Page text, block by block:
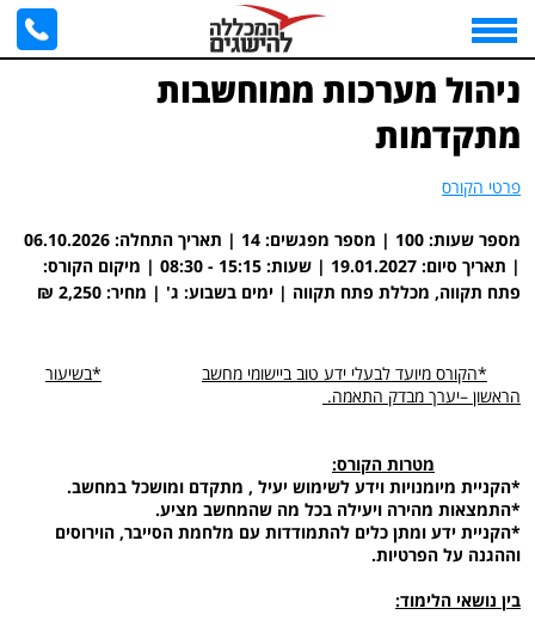
דף הבית ניהול מערכות ממוחשבות מתקדמות >
פתח תקווה, מכללת פתח תקווה | 06/10/2026 - 19/01/2027
ניהול מערכות ממוחשבות
מתקדמות
פרטי הקורס
מספר שעות: 100 | מספר מפגשים: 14 | תאריך התחלה: 06.10.2026
| תאריך סיום: 19.01.2027 | שעות: ‎08:30 - 15:15 | מיקום הקורס:
פתח תקווה, מכללת פתח תקווה | ימים בשבוע: ג' | מחיר: 2,250 ₪
*הקורס מיועד לבעלי ידע טוב ביישומי מחשב
*בשיעור
הראשון –יערך מבדק התאמה.
מטרות הקורס:
*הקניית מיומנויות וידע לשימוש יעיל , מתקדם ומושכל במחשב.
*התמצאות מהירה ויעילה בכל מה שהמחשב מציע.
*הקניית ידע ומתן כלים להתמודדות עם מלחמת הסייבר, הוירוסים
וההגנה על הפרטיות.
בין נושאי הלימוד: